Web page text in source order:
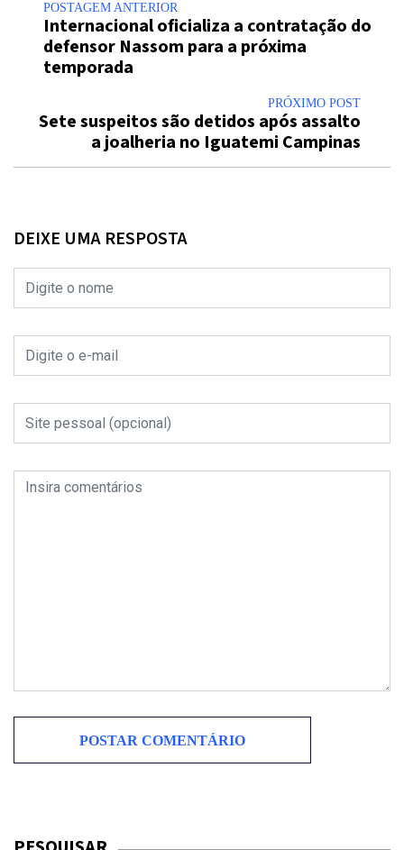
POSTAGEM ANTERIOR
Internacional oficializa a contratação do
defensor Nassom para a próxima
temporada
PRÓXIMO POST
Sete suspeitos são detidos após assalto
a joalheria no Iguatemi Campinas
DEIXE UMA RESPOSTA